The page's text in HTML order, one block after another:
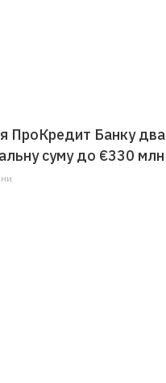
ПроКредит Банку два
суму до €330 млн